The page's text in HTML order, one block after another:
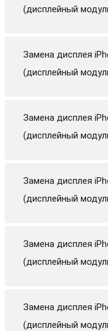
(дисплейный
Замена дисплея
(дисплейный
Замена дисплея
(дисплейный
Замена дисплея
(дисплейный
Замена дисплея
(дисплейный
Замена дисплея
(дисплейный